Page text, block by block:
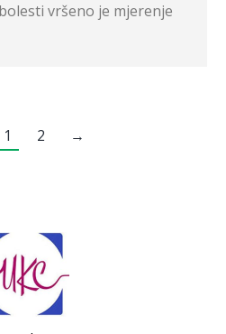
vršeno je mjerenje
1 2 →